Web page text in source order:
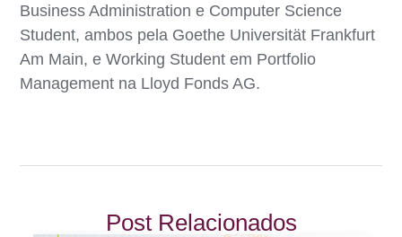
Business Administration e Computer Science
Student, ambos pela Goethe Universität Frankfurt
Am Main, e Working Student em Portfolio
Management na Lloyd Fonds AG.
Post Relacionados